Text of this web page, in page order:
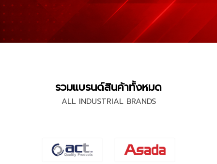
รวมแบรนด์สินค้าทั้งหมด
ALL INDUSTRIAL BRANDS